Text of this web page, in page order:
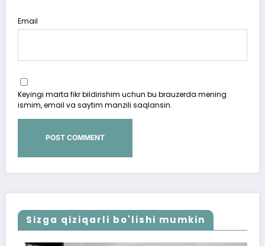
Email
Keyingi marta fikr bildirishim uchun bu brauzerda mening
ismim, email va saytim manzili saqlansin.
Sizga qiziqarli bo'lishi mumkin